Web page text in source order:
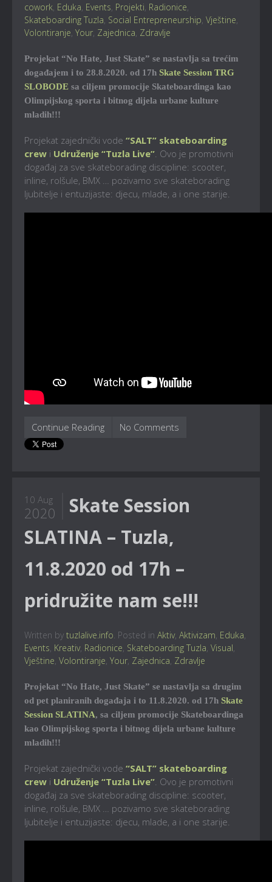
cowork, Eduka, Events, Projekti, Radionice,
Skateboarding Tuzla, Social Entrepreneurship, Vještine,
Volontiranje, Your, Zajednica, Zdravlje
Projekat “No Hate, Just Skate” se nastavlja sa trećim
događajem i to 28.8.2020. od 17h Skate Session TRG
SLOBODE sa ciljem promocije Skateboardinga kao
Olimpijskog sporta i bitnog dijela urbane kulture
mladih!!!
Projekat zajednički vode “SALT” skateboarding
crew i Udruženje “Tuzla Live”. Ovo je promotivni
događaj za sve skateborading discipline: scooter,
inline, rolšule, BMX … pozivamo sve skateborading
ljubitelje i entuzijaste: djecu, mlade, a i one starije.
Continue Reading No Comments
10 Aug
2020
Skate Session
SLATINA – Tuzla,
11.8.2020 od 17h –
pridružite nam se!!!
Written by tuzlalive.info. Posted in Aktiv, Aktivizam, Eduka,
Events, Kreativ, Radionice, Skateboarding Tuzla, Visual,
Vještine, Volontiranje, Your, Zajednica, Zdravlje
Projekat “No Hate, Just Skate” se nastavlja sa drugim
od pet planiranih događaja i to 11.8.2020. od 17h Skate
Session SLATINA, sa ciljem promocije Skateboardinga
kao Olimpijskog sporta i bitnog dijela urbane kulture
mladih!!!
Projekat zajednički vode “SALT” skateboarding
crew i Udruženje “Tuzla Live”. Ovo je promotivni
događaj za sve skateborading discipline: scooter,
inline, rolšule, BMX … pozivamo sve skateborading
ljubitelje i entuzijaste: djecu, mlade, a i one starije.